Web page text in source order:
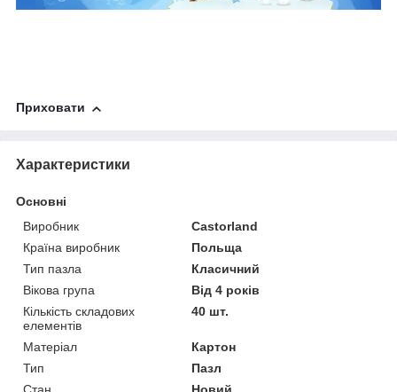
Приховати
Характеристики
Основні
Виробник
Castorland
Країна виробник
Польща
Тип пазла
Класичний
Вікова група
Від 4 років
Кількість складових
елементів
40 шт.
Матеріал
Картон
Тип
Пазл